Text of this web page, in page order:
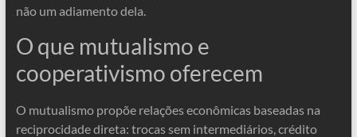
não um adiamento dela.
O que mutualismo e
cooperativismo oferecem
O mutualismo propõe relações econômicas baseadas na
reciprocidade direta: trocas sem intermediários, crédito